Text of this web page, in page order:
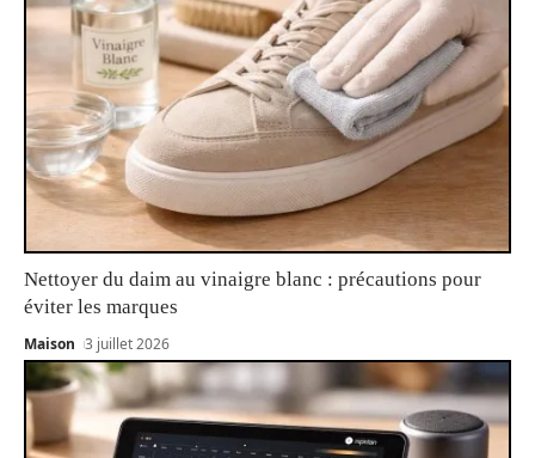
Nettoyer du daim au vinaigre blanc : précautions pour
éviter les marques
Maison 3 juillet 2026